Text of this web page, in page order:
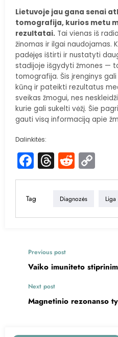
Lietuvoje jau gana senai
tomografija, kurios metu
rezultatai. Tai vienas iš
žinomas ir ilgai naudojamas.
padėjęs ištirti ir nustatyti
stadijoje išgydyti žmones —
tomografija. Šis įrenginys
kūną ir pateikti rezultatus
sveikas žmogui, nes
kurie gali sukelti vėžį. Šie
gauti visą informaciją apie
Dalinkitės:
Facebook
Threads
Reddit
Tag Diagnozės Liga
Previous post
Vaiko imuniteto
Next post
Magnetinio rezonanso